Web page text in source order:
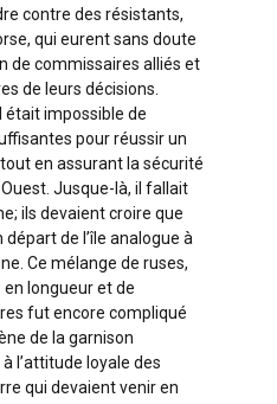
contre des résistants,
qui eurent sans doute
de commissaires alliés et
de leurs décisions.
était impossible de
pour réussir un
en assurant la sécurité
Jusque-là, il fallait
ils devaient croire que
départ de l’île analogue à
Ce mélange de ruses,
longueur et de
fut encore compliqué
de la garnison
l’attitude loyale des
qui devaient venir en